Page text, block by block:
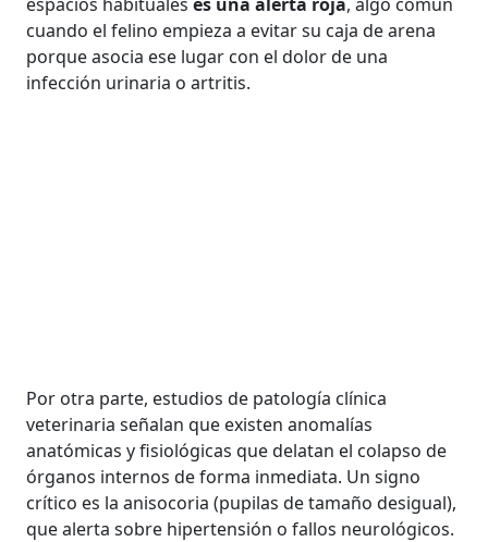
cuando el felino empieza a evitar su caja de arena
porque asocia ese lugar con el dolor de una
infección urinaria o artritis.
Por otra parte, estudios de patología clínica
veterinaria señalan que existen anomalías
anatómicas y fisiológicas que delatan el colapso de
órganos internos de forma inmediata. Un signo
crítico es la anisocoria (pupilas de tamaño desigual),
que alerta sobre hipertensión o fallos neurológicos.